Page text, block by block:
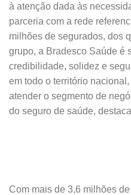
à atenção dada às
parceria com a rede
milhões de segurados, dos
grupo, a Bradesco Saúde é
credibilidade, solidez e
em todo o território
atender o segmento de
do seguro de saúde,
Com mais de 3,6 milhões